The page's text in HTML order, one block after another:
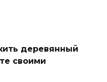
деревянный
своими